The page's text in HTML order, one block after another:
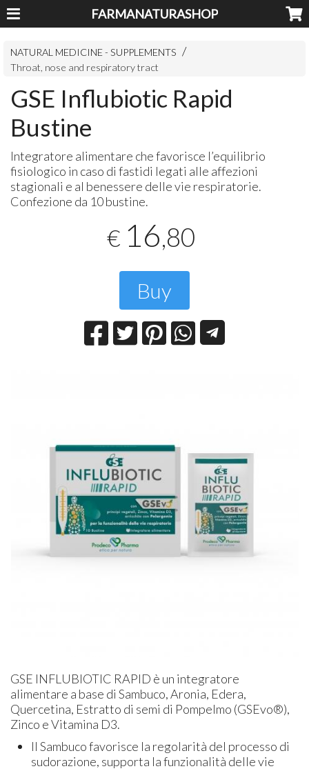
FARMANATURASHOP
NATURAL MEDICINE - SUPPLEMENTS
Throat, nose and respiratory tract
GSE Influbiotic Rapid
Bustine
Integratore alimentare che favorisce l’equilibrio
fisiologico in caso di fastidi legati alle affezioni
stagionali e al benessere delle vie respiratorie.
Confezione da 10 bustine.
€ 16,80
Buy
GSE INFLUBIOTIC RAPID è un integratore
alimentare a base di Sambuco, Aronia, Edera,
Quercetina, Estratto di semi di Pompelmo (GSEvo®),
Zinco e Vitamina D3.
Il Sambuco favorisce la regolarità del processo di
sudorazione, supporta la funzionalità delle vie